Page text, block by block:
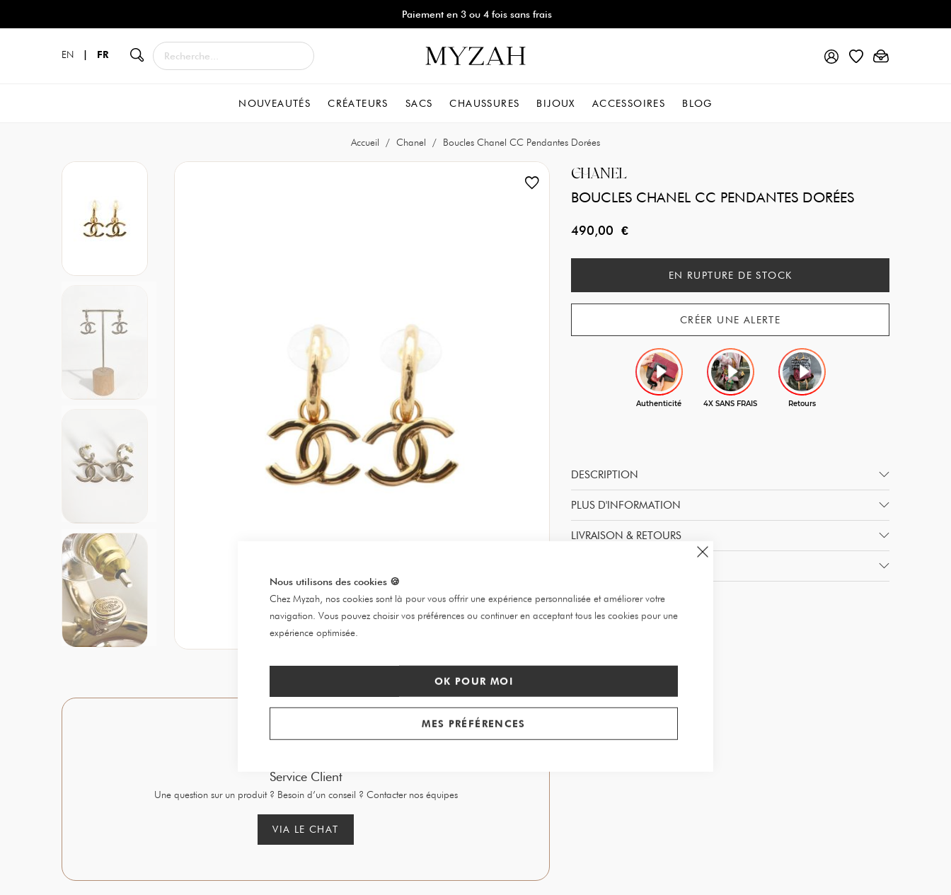
Nous utilisons des cookies 🍪
Chez Myzah, nos cookies sont là pour vous offrir une expérience personnalisée et améliorer votre
navigation. Vous pouvez choisir vos préférences ou continuer en acceptant tous les cookies pour une
expérience optimisée.
OK POUR MOI
MES PRÉFÉRENCES
Paiement en 3 ou 4 fois sans frais
EN FR
NOUVEAUTÉS CRÉATEURS SACS CHAUSSURES BIJOUX ACCESSOIRES BLOG
Accueil Chanel Boucles Chanel CC Pendantes Dorées
CHANEL
BOUCLES CHANEL CC PENDANTES DORÉES
490,00 €
EN RUPTURE DE STOCK
CRÉER UNE ALERTE
DESCRIPTION
PLUS D'INFORMATION
LIVRAISON & RETOURS
Service Client
Une question sur un produit ? Besoin d’un conseil ? Contacter nos équipes
VIA LE CHAT